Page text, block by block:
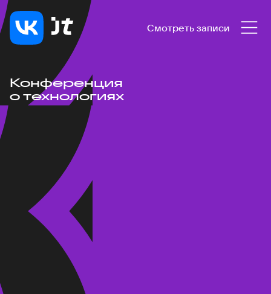
Смотреть записи
Конференция
о технологиях